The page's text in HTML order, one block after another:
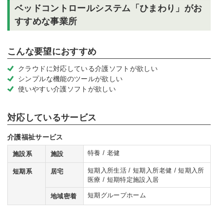
ベッドコントロールシステム「ひまわり」がお
すすめな事業所
こんな要望におすすめ
クラウドに対応している介護ソフトが欲しい
シンプルな機能のツールが欲しい
使いやすい介護ソフトが欲しい
対応しているサービス
介護福祉サービス
施設系 施設 特養 / 老健
短期系 居宅
短期入所生活 / 短期入所老健 / 短期入所
医療 / 短期特定施設入居
地域密着 短期グループホーム